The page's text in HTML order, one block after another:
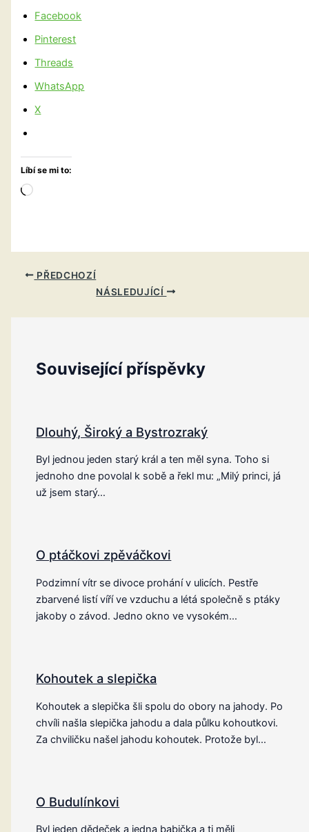
Facebook
Pinterest
Threads
WhatsApp
X
Líbí se mi to:
Načítání…
PŘEDCHOZÍ
NÁSLEDUJÍCÍ
Související příspěvky
Dlouhý, Široký a Bystrozraký
Byl jednou jeden starý král a ten měl syna. Toho si
jednoho dne povolal k sobě a řekl mu: „Milý princi, já
už jsem starý…
O ptáčkovi zpěváčkovi
Podzimní vítr se divoce prohání v ulicích. Pestře
zbarvené listí víří ve vzduchu a létá společně s ptáky
jakoby o závod. Jedno okno ve vysokém…
Kohoutek a slepička
Kohoutek a slepička šli spolu do obory na jahody. Po
chvíli našla slepička jahodu a dala půlku kohoutkovi.
Za chviličku našel jahodu kohoutek. Protože byl…
O Budulínkovi
Byl jeden dědeček a jedna babička a ti měli